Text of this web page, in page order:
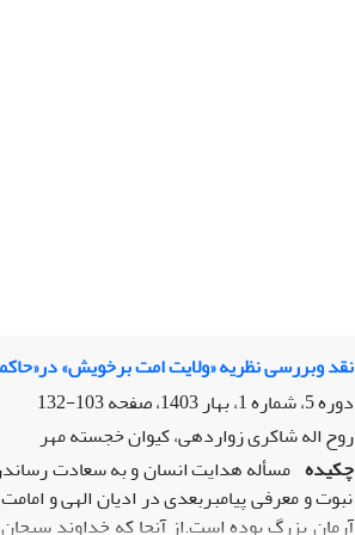
نقد وبررسی نظریه «ولایت امت برخویش»
دوره 5، شماره 1، بهار 1403، صفحه
103-132
روح اله شاکری زواردهی، کیوان خجسته مهر
چکیده مسأله هدایت انسان و به سعادت
نبوت و معرفی پیامبربعدی در ادیان الهی و
آرمان بزرگ بوده است.از آنجا که خداوند